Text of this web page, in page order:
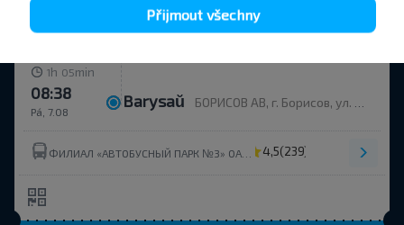
Pá, 7.08
1h 05 min
Pá, 7.08
08:38 Barysaŭ БОРИСОВ АВ, г. Борисов, ул. Строителей, 35
4,5(239)
Přijmout všechny